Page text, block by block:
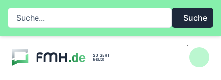
Zum Inhalt springen
Suche auf FMH.de
Suche